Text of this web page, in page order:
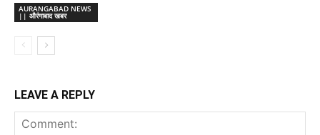
AURANGABAD NEWS
|| औरंगाबाद खबर
LEAVE A REPLY